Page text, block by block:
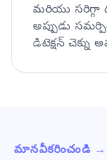
మరియు సరిగ్గా
అప్పుడు
డిటెక్షన్ చెక్ను
మానవీకరించండి →